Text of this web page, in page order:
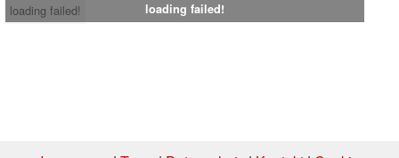
loading failed!
loading failed!